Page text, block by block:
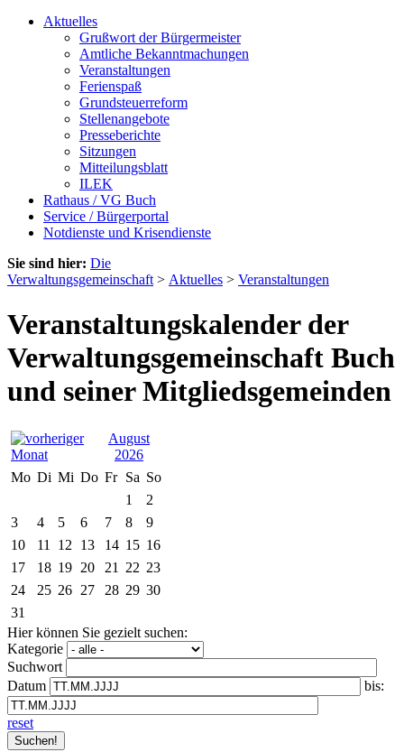
Aktuelles
Grußwort der Bürgermeister
Amtliche Bekanntmachungen
Veranstaltungen
Ferienspaß
Grundsteuerreform
Stellenangebote
Presseberichte
Sitzungen
Mitteilungsblatt
ILEK
Rathaus / VG Buch
Service / Bürgerportal
Notdienste und Krisendienste
Sie sind hier: Die
Verwaltungsgemeinschaft > Aktuelles > Veranstaltungen
Veranstaltungskalender der
Verwaltungsgemeinschaft Buch
und seiner Mitgliedsgemeinden
August
2026
Mo Di Mi Do Fr Sa So
1
2
3
4 5 6 7 8
9
10
11 12 13 14 15 16
17
18 19 20 21 22 23
24
25 26 27 28 29 30
31
Hier können Sie gezielt suchen:
Kategorie
Suchwort
Datum
bis:
reset